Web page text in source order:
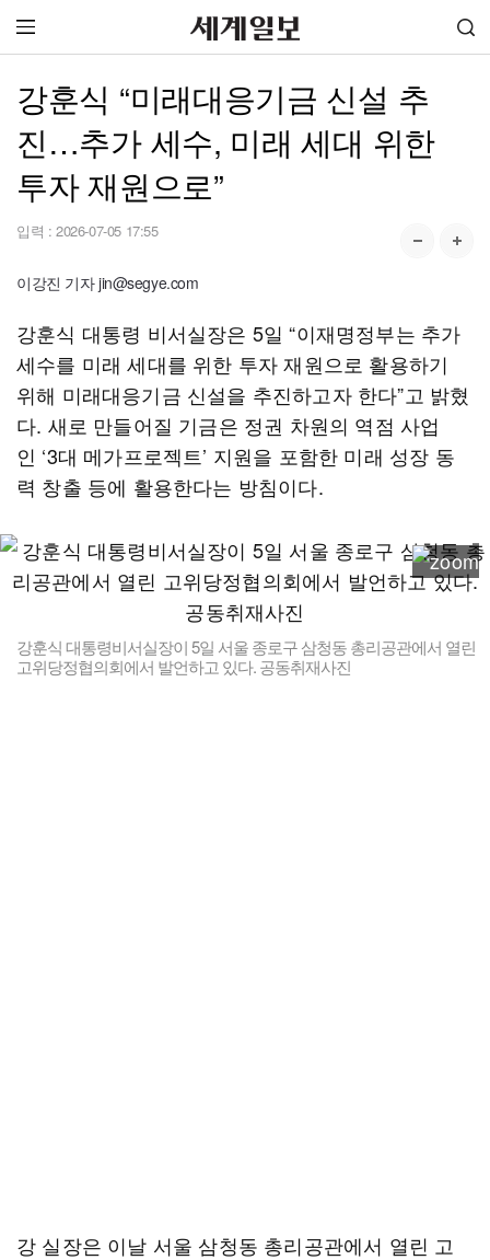
강훈식 “미래대응기금 신설 추
진…추가 세수, 미래 세대 위한
투자 재원으로”
입력 : 2026-07-05 17:55
이강진 기자 jin@segye.com
강훈식 대통령 비서실장은 5일 “이재명정부는 추가
세수를 미래 세대를 위한 투자 재원으로 활용하기
위해 미래대응기금 신설을 추진하고자 한다”고 밝혔
다. 새로 만들어질 기금은 정권 차원의 역점 사업
인 ‘3대 메가프로젝트’ 지원을 포함한 미래 성장 동
력 창출 등에 활용한다는 방침이다.
강훈식 대통령비서실장이 5일 서울 종로구 삼청동 총리공관에서 열린
고위당정협의회에서 발언하고 있다. 공동취재사진
강 실장은 이날 서울 삼청동 총리공관에서 열린 고